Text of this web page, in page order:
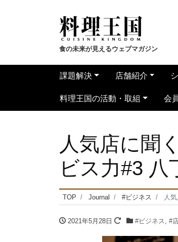
食の未来が見えるウェブマガジン
課題解決 店舗紹介
料理王国の活動・取組 会
人気店に聞
ビス力#3 八
TOP Journal #ビジネス 人
2021年5月28日 #ビジネス, #